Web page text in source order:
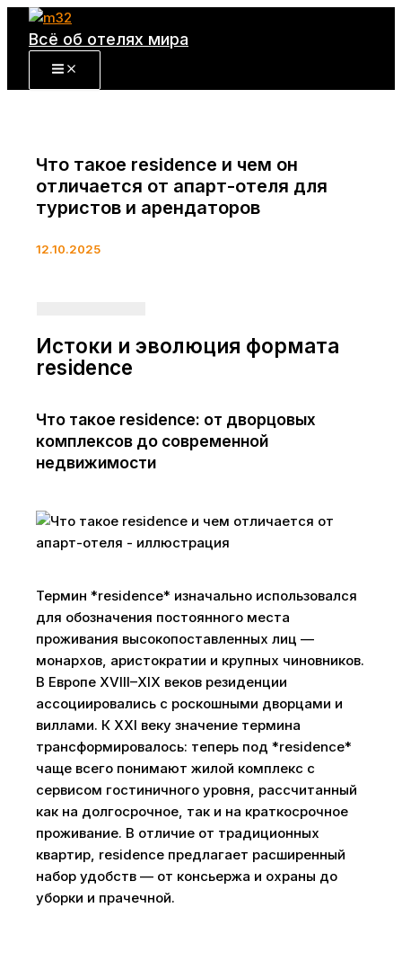
Перейти
содержимому
Всё об отелях мира
Что такое residence и чем он
отличается от апарт-отеля для
туристов и арендаторов
12.10.2025
Истоки и эволюция формата
residence
Что такое residence: от дворцовых
комплексов до современной
недвижимости
Термин *residence* изначально использовался
для обозначения постоянного места
проживания высокопоставленных лиц —
монархов, аристократии и крупных чиновников.
В Европе XVIII–XIX веков резиденции
ассоциировались с роскошными дворцами и
виллами. К XXI веку значение термина
трансформировалось: теперь под *residence*
чаще всего понимают жилой комплекс с
сервисом гостиничного уровня, рассчитанный
как на долгосрочное, так и на краткосрочное
проживание. В отличие от традиционных
квартир, residence предлагает расширенный
набор удобств — от консьержа и охраны до
уборки и прачечной.